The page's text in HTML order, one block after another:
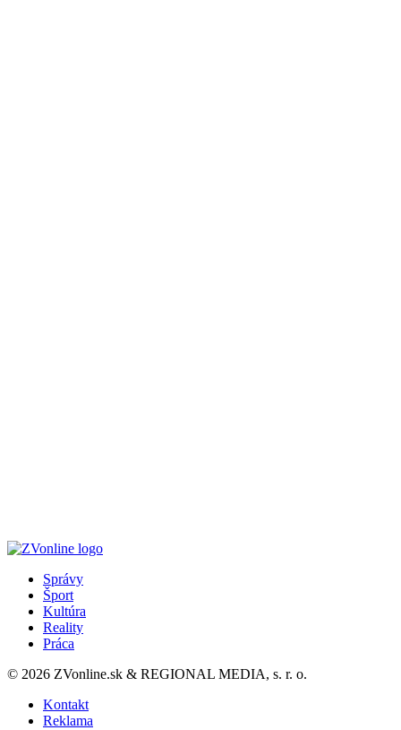
Správy
Šport
Kultúra
Reality
Práca
© 2026 ZVonline.sk & REGIONAL MEDIA, s. r. o.
Kontakt
Reklama